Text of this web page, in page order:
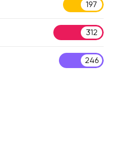
197
312
246